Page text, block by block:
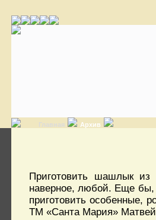
Главная Архив
Приготовить шашлык из
наверное, любой. Еще бы,
приготовить особенные,
ТМ «Санта Мария»